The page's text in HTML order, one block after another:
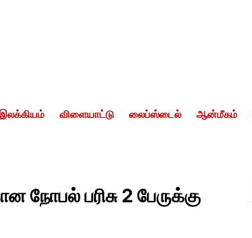
விளையாட்டு லைப்ஸ்டைல் ஆன்மீகம்
பரிசு 2 பேருக்கு